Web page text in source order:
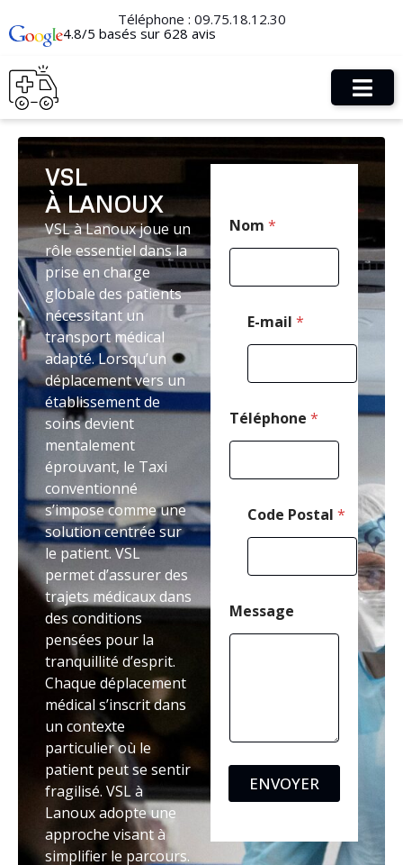
Téléphone : 09.75.18.12.30
4.8/5 basés sur 628 avis
VSL
À LANOUX
VSL à Lanoux joue un
rôle essentiel dans la
prise en charge
globale des patients
nécessitant un
transport médical
adapté. Lorsqu’un
déplacement vers un
établissement de
soins devient
mentalement
éprouvant, le Taxi
conventionné
s’impose comme une
solution centrée sur
le patient. VSL
permet d’assurer des
trajets médicaux dans
des conditions
pensées pour la
tranquillité d’esprit.
Chaque déplacement
médical s’inscrit dans
un contexte
particulier où le
patient peut se sentir
fragilisé. VSL à
Lanoux adopte une
approche visant à
simplifier le parcours.
Nom *
E-mail *
*
T
é
l
é
p
e
Téléphone *
Code Postal *
Message
ENVOYER